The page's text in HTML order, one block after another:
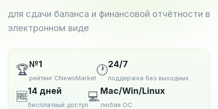
для сдачи баланса и финансовой отчётности в
электронном виде
🏆№1
рейтинг CNewsMarket
🕐24/7
поддержка без выходных
🆓14 дней
бесплатный доступ
💻Mac/Win/Linux
любая ОС